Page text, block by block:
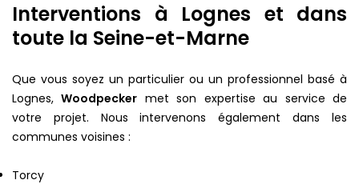
Interventions à Lognes et dans
toute la Seine-et-Marne
Que vous soyez un particulier ou un professionnel basé à
Lognes,Woodpecker met son expertise au service de
votre projet. Nous intervenons également dans les
communes voisines :
Torcy